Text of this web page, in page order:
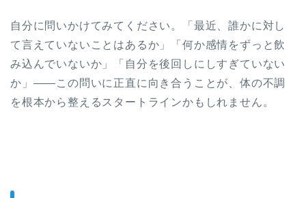
自分に問いかけてみてください。「最近、誰かに対し
て言えていないことはあるか」「何か感情をずっと飲
み込んでいないか」「自分を後回しにしすぎていない
か」——この問いに正直に向き合うことが、体の不調
を根本から整えるスタートラインかもしれません。